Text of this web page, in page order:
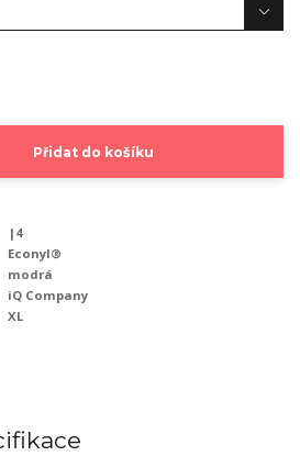
Přidat do košíku
|4
Econyl®
modrá
iQ Company
XL